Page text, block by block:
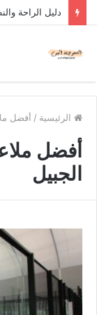
دليل الراحة
الرئيسية / أفضل
أفضل
الجبيل